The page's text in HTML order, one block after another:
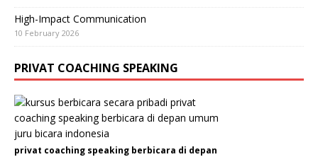
High-Impact Communication
10 February 2026
PRIVAT COACHING SPEAKING
privat coaching speaking berbicara di depan